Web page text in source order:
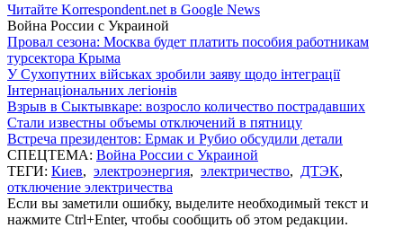
Читайте Korrespondent.net в Google News
Война России с Украиной
Провал сезона: Москва будет платить пособия работникам
турсектора Крыма
У Сухопутних військах зробили заяву щодо інтеграції
Інтернаціональних легіонів
Взрыв в Сыктывкаре: возросло количество пострадавших
Стали известны объемы отключений в пятницу
Встреча президентов: Ермак и Рубио обсудили детали
СПЕЦТЕМА: Война России с Украиной
ТЕГИ: Киев, электроэнергия, электричество, ДТЭК,
отключение электричества
Если вы заметили ошибку, выделите необходимый текст и
нажмите Ctrl+Enter, чтобы сообщить об этом редакции.